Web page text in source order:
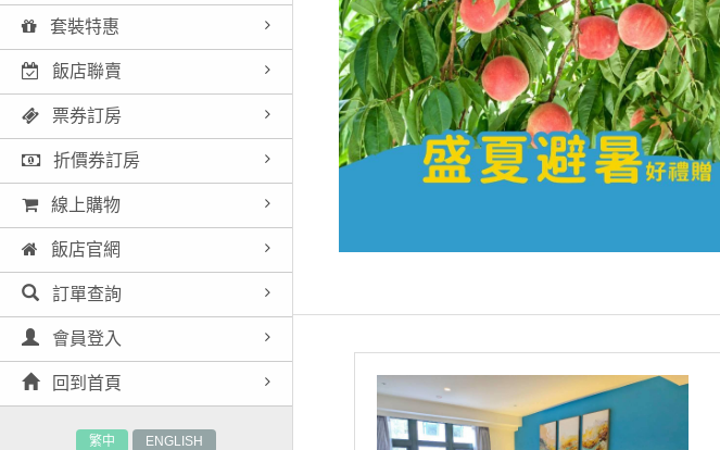
套裝特惠
飯店聯賣
票券訂房
折價券訂房
線上購物
飯店官網
訂單查詢
會員登入
回到首頁
繁中 ENGLISH